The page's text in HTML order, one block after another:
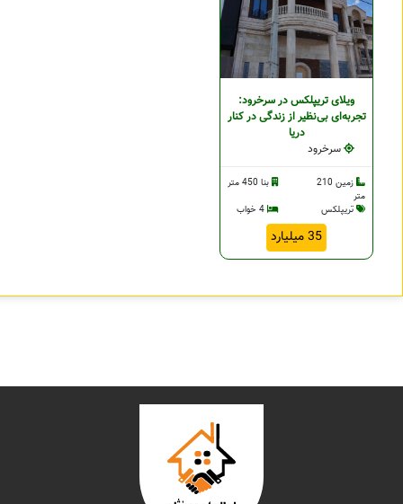
ویلای تریپلکس در سرخرود:
تجربه‌ای بی‌نظیر از زندگی در کنار
دریا
سرخرود
زمین 210
متر
بنا 450 متر
تریپلکس
4 خواب
35 میلیارد